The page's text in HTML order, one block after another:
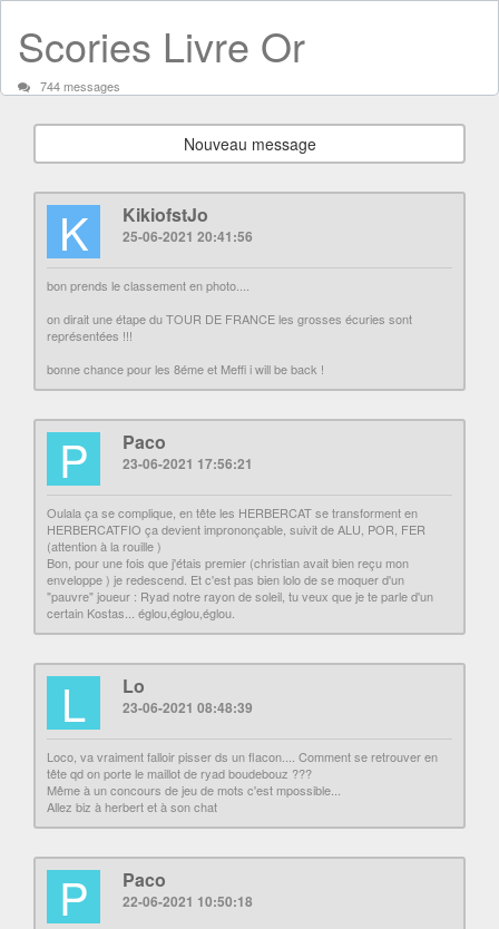
Scories Livre Or
744 messages
Nouveau message
K KikiofstJo
25-06-2021 20:41:56
bon prends le classement en photo....
on dirait une étape du TOUR DE FRANCE les grosses écuries sont
représentées !!!
bonne chance pour les 8éme et Meffi i will be back !
P Paco
23-06-2021 17:56:21
Oulala ça se complique, en tête les HERBERCAT se transforment en
HERBERCATFIO ça devient imprononçable, suivit de ALU, POR, FER
(attention à la rouille )
Bon, pour une fois que j'étais premier (christian avait bien reçu mon
enveloppe ) je redescend. Et c'est pas bien lolo de se moquer d'un
"pauvre" joueur : Ryad notre rayon de soleil, tu veux que je te parle d'un
certain Kostas... églou,églou,églou.
L Lo
23-06-2021 08:48:39
Loco, va vraiment falloir pisser ds un flacon.... Comment se retrouver en
tête qd on porte le maillot de ryad boudebouz ???
Même à un concours de jeu de mots c'est mpossible...
Allez biz à herbert et à son chat
P Paco
22-06-2021 10:50:18